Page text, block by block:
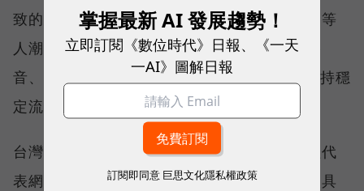
致的網路服務品質。無論是在跨年晚會、球賽等
人潮密集場域，或是在高速移動時觀看串流影
音、傳送 LINE 訊息、分享社群動態，確保維持穩
定流暢，不因環境改變而明顯降速。
台灣大哥大能同時拿下這兩項全台第一，不僅代
表網路速度表現優異，更證明其網路基礎建設具
掌握最新 AI 發展趨勢！
立即訂閱《數位時代》日報、《一天
一AI》圖解日報
訂閱即同意 巨思文化隱私權政策